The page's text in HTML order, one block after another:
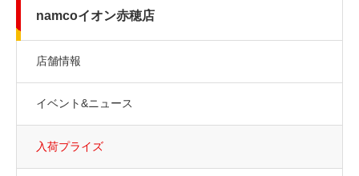
namcoイオン赤穂店
店舗情報
イベント&ニュース
入荷プライズ